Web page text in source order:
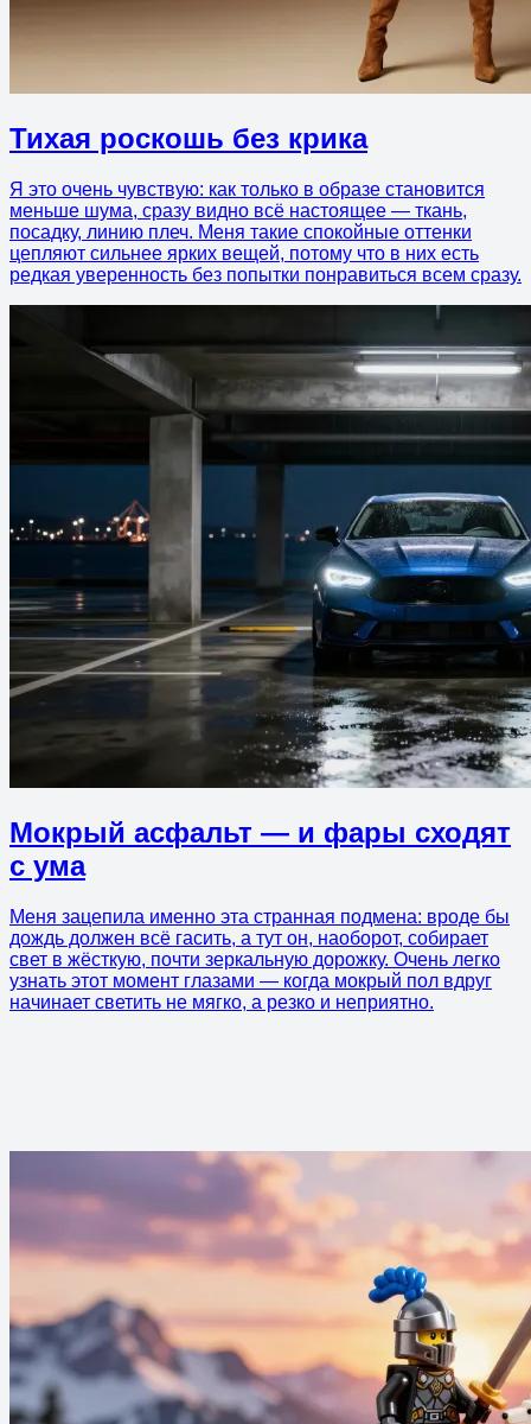
Тихая роскошь без крика
Я это очень чувствую: как только в образе становится
меньше шума, сразу видно всё настоящее — ткань,
посадку, линию плеч. Меня такие спокойные оттенки
цепляют сильнее ярких вещей, потому что в них есть
редкая уверенность без попытки понравиться всем сразу.
Мокрый асфальт — и фары сходят
с ума
Меня зацепила именно эта странная подмена: вроде бы
дождь должен всё гасить, а тут он, наоборот, собирает
свет в жёсткую, почти зеркальную дорожку. Очень легко
узнать этот момент глазами — когда мокрый пол вдруг
начинает светить не мягко, а резко и неприятно.